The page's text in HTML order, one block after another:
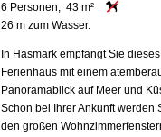
6 Personen, 43 m²
26 m zum Wasser.
In Hasmark empfängt Sie dieses
Ferienhaus mit einem
Panoramablick auf Meer und
Schon bei Ihrer Ankunft werden
den großen